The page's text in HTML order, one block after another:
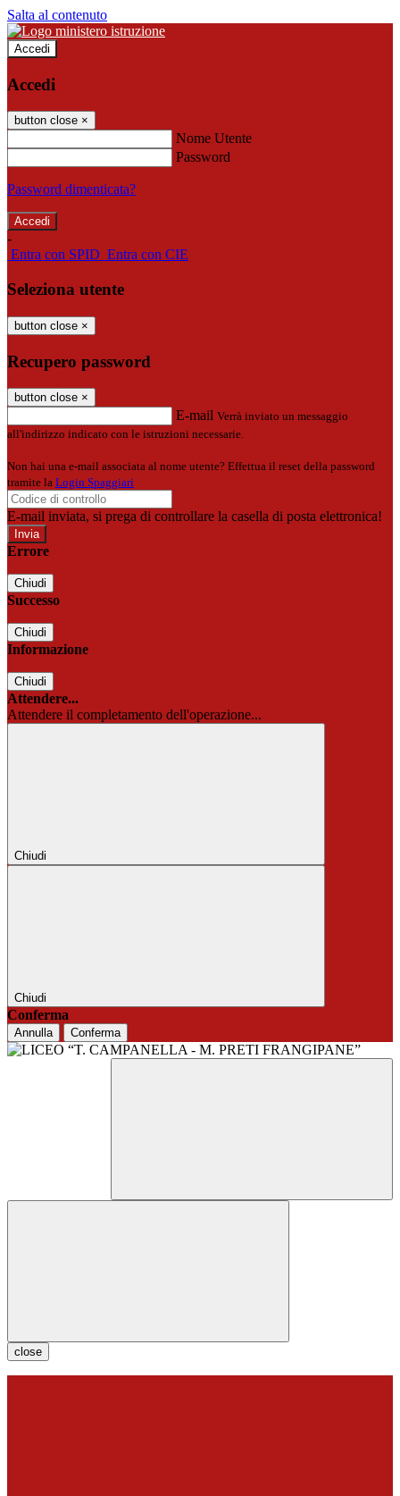
Salta al contenuto
Accedi
Accedi
button close ×
Nome Utente
Password
Password dimenticata?
-
Entra con SPID Entra con CIE
Seleziona utente
button close ×
Recupero password
button close ×
E-mail Verrà inviato un messaggio
all'indirizzo indicato con le istruzioni necessarie.
Non hai una e-mail associata al nome utente? Effettua il reset della password
tramite la Login Spaggiari
E-mail inviata, si prega di controllare la casella di posta elettronica!
Errore
Chiudi
Successo
Chiudi
Informazione
Chiudi
Attendere...
Attendere il completamento dell'operazione...
Chiudi
Chiudi
Conferma
Annulla Conferma
close